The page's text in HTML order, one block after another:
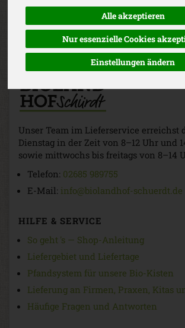
Alle akzeptieren
Nur essenzielle Cookies
Einstellungen ändern
Unser Team im Lieferservice erreichst
Dienstag in der Zeit von 8–12 Uhr und
sowie mittwochs bis freitags von 8–14
Telefon: 02685 989755
E-Mail: info@biolandhof-schuerdt.de
HILFE & SERVICE
So geht 's — Shop-Anleitung
Liefergebiet und Liefertage
Pfandsystem für unsere Bio-Kisten
Lieferung an Firmen, Praxen, Kitas
Häufige Fragen und Antworten